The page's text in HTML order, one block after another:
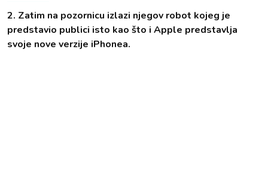
2. Zatim na pozornicu izlazi njegov robot kojeg je
predstavio publici isto kao što i Apple predstavlja
svoje nove verzije iPhonea.